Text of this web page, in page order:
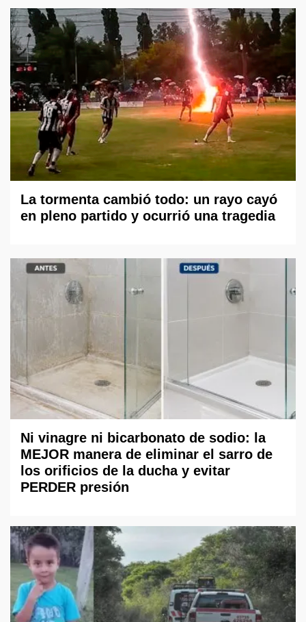
La tormenta cambió todo: un rayo cayó
en pleno partido y ocurrió una tragedia
Ni vinagre ni bicarbonato de sodio: la
MEJOR manera de eliminar el sarro de
los orificios de la ducha y evitar
PERDER presión